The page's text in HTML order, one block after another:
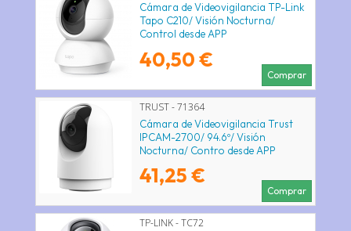
Cámara de Videovigilancia TP-Link
Tapo C210/ Visión Nocturna/
Control desde APP
40,50 €
Comprar
TRUST - 71364
Cámara de Videovigilancia Trust
IPCAM-2700/ 94.6º/ Visión
Nocturna/ Contro desde APP
41,25 €
Comprar
TP-LINK - TC72